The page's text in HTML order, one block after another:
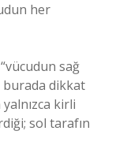
her
sağ
burada dikkat
kirli
sol tarafın